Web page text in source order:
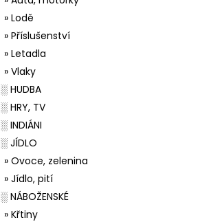
» Lodě
» Příslušenství
» Letadla
» Vlaky
░ HUDBA
░ HRY, TV
░ INDIÁNI
░ JÍDLO
» Ovoce, zelenina
» Jídlo, pití
░ NÁBOŽENSKÉ
» Křtiny